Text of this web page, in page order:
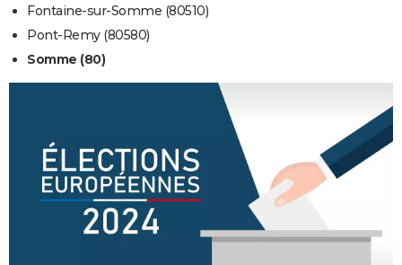
Fontaine-sur-Somme (80510)
Pont-Remy (80580)
Somme (80)